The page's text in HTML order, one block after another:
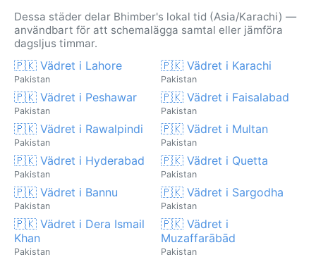
Dessa städer delar Bhimber's lokal tid (Asia/Karachi) —
användbart för att schemalägga samtal eller jämföra
dagsljus timmar.
🇵🇰 Vädret i Lahore
Pakistan
🇵🇰 Vädret i Karachi
Pakistan
🇵🇰 Vädret i Peshawar
Pakistan
🇵🇰 Vädret i Faisalabad
Pakistan
🇵🇰 Vädret i Rawalpindi
Pakistan
🇵🇰 Vädret i Multan
Pakistan
🇵🇰 Vädret i Hyderabad
Pakistan
🇵🇰 Vädret i Quetta
Pakistan
🇵🇰 Vädret i Bannu
Pakistan
🇵🇰 Vädret i Sargodha
Pakistan
🇵🇰 Vädret i Dera Ismail
Khan
Pakistan
🇵🇰 Vädret i
Muzaffarābād
Pakistan